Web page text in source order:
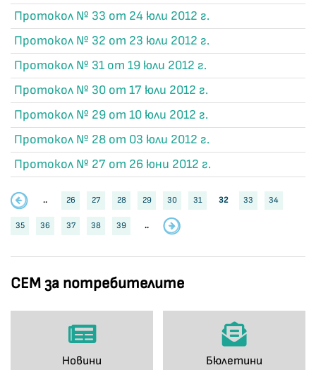
СЕМ за потребителите
Новини Бюлетини
Протокол № 33 от 24 юли 2012 г.
Протокол № 32 от 23 юли 2012 г.
Протокол № 31 от 19 юли 2012 г.
Протокол № 30 от 17 юли 2012 г.
Протокол № 29 от 10 юли 2012 г.
Протокол № 28 от 03 юли 2012 г.
Протокол № 27 от 26 юни 2012 г.
.. 26 27 28 29 30 31 32 33 34
35 36 37 38 39 ..